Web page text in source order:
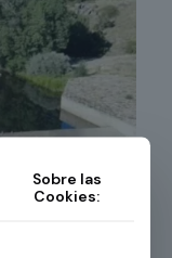
Sobre las
Cookies: